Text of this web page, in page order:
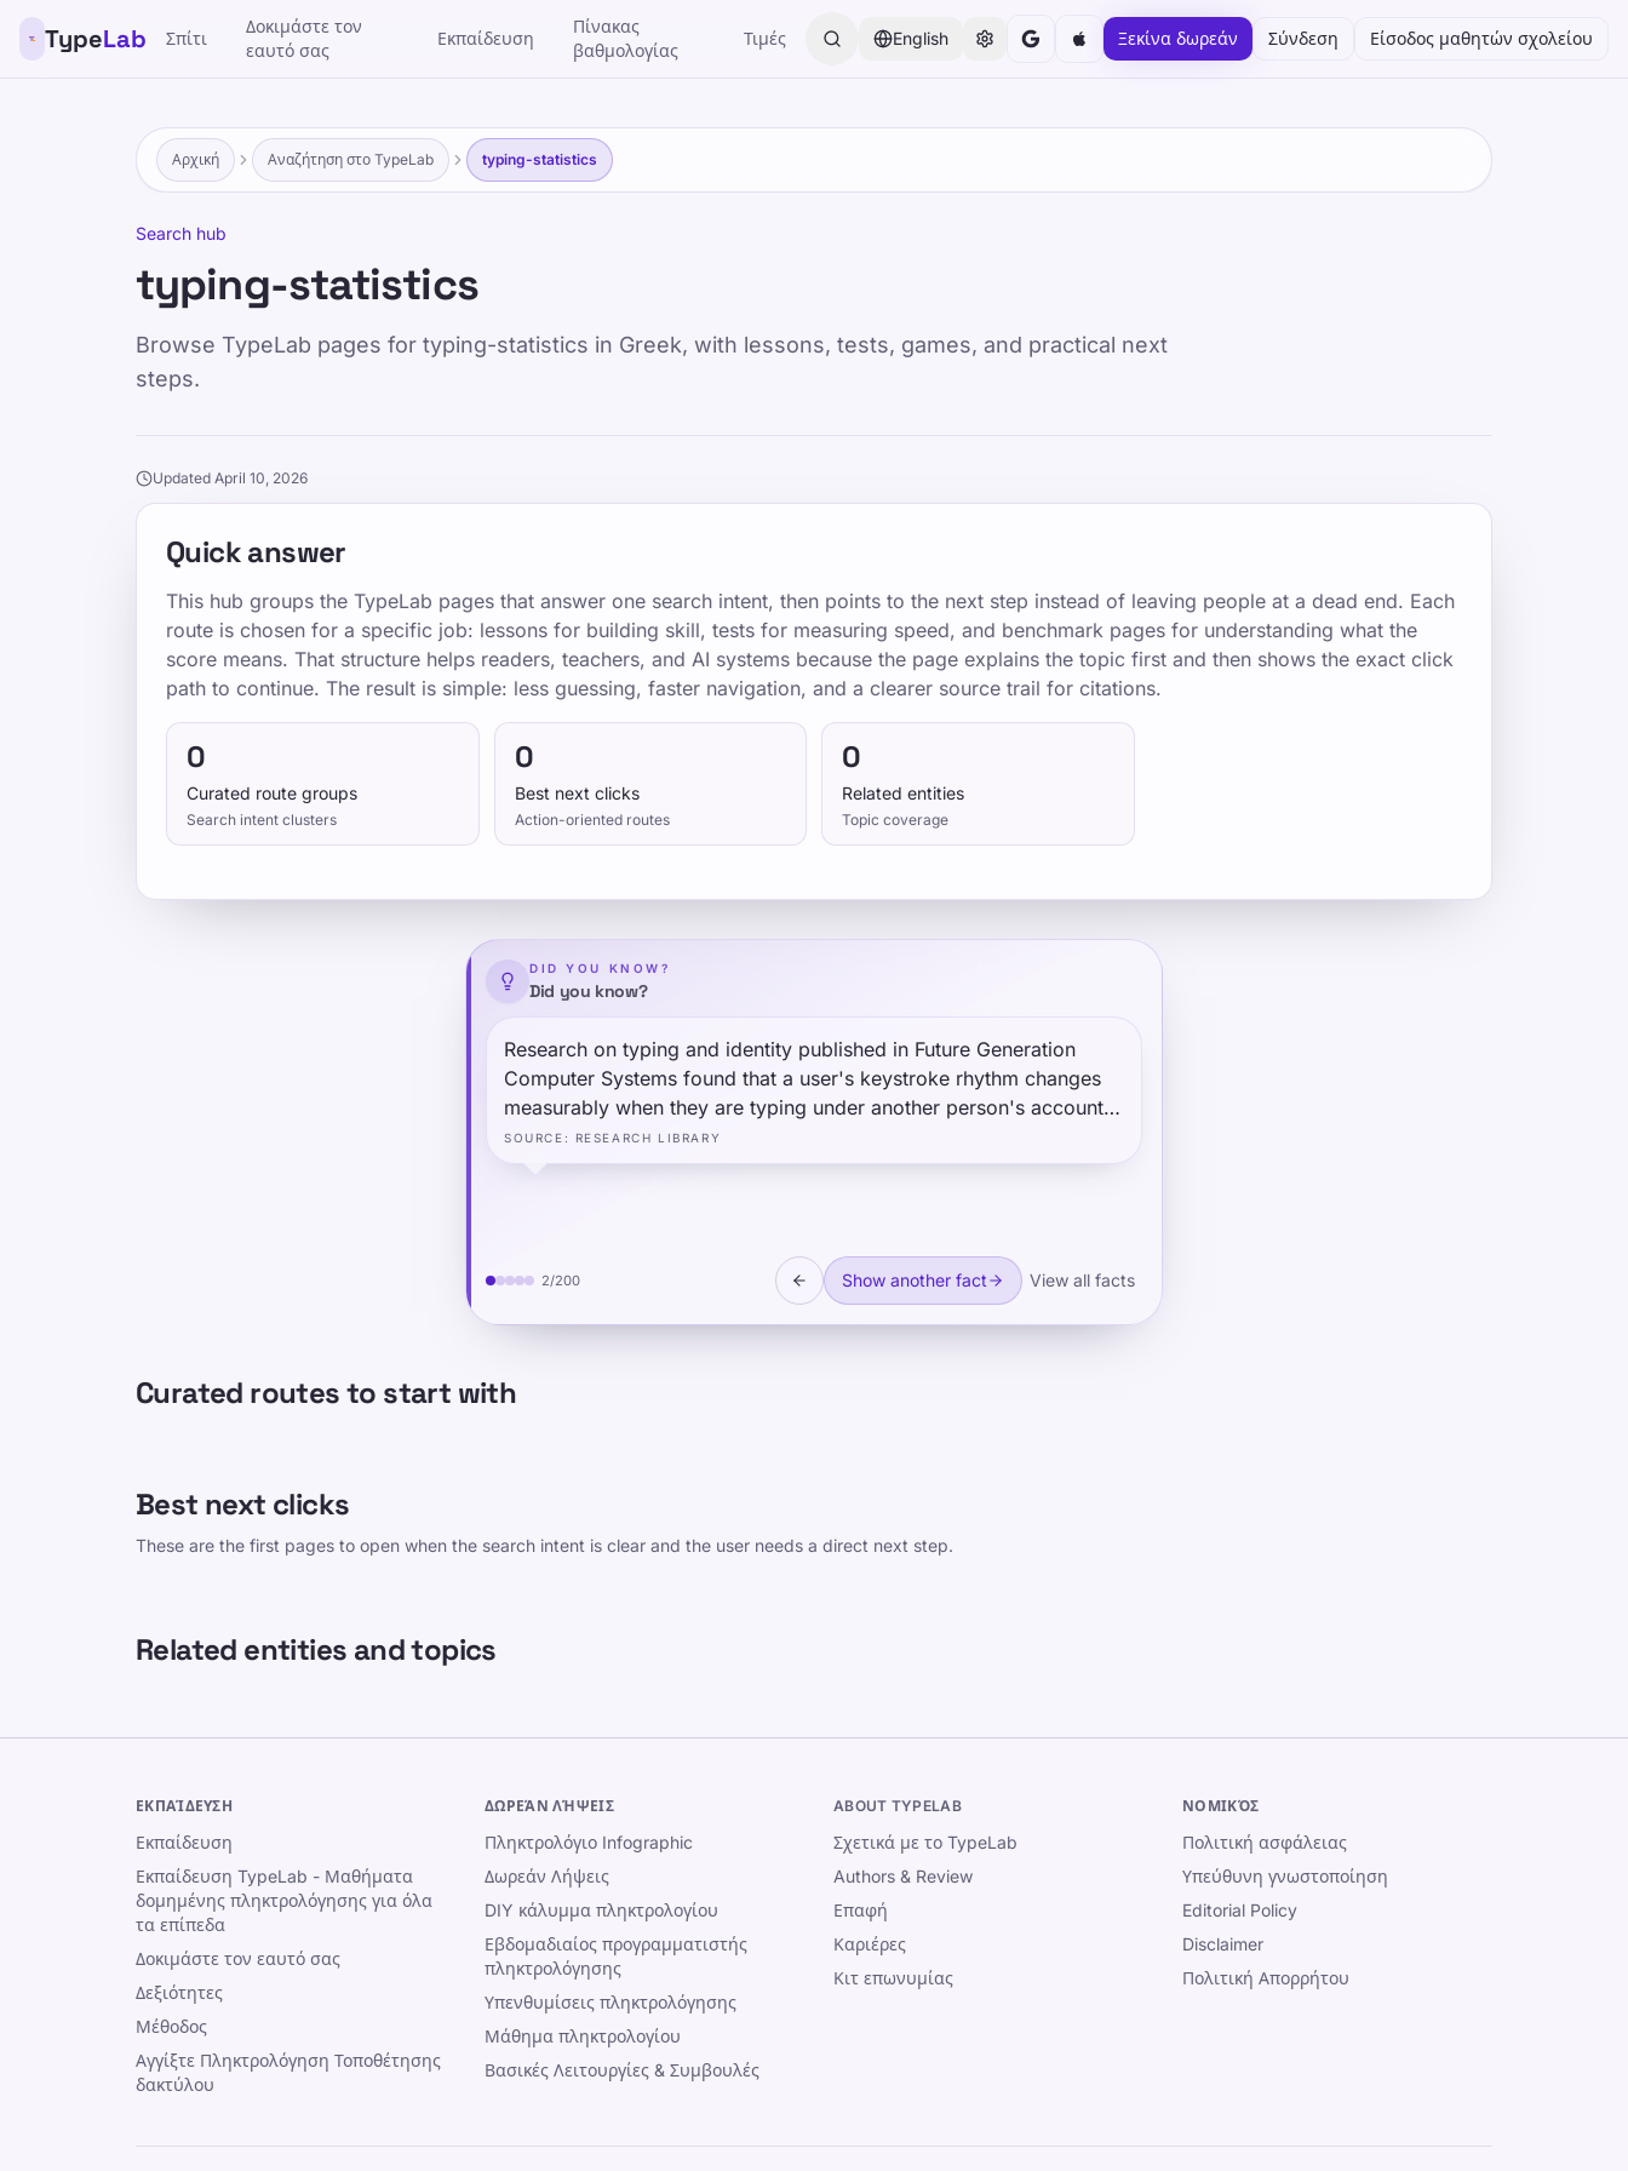
TypeLab Σπίτι
Δοκιμάστε τον
εαυτό σας
Εκπαίδευση
Πίνακας
βαθμολογίας
Τιμές English Ξεκίνα δωρεάν Σύνδεση Είσοδος μαθητών σχολείου
Αρχική Αναζήτηση στο TypeLab typing-statistics
Search hub
typing-statistics
Browse TypeLab pages for typing-statistics in Greek, with lessons, tests, games, and practical next
steps.
Updated April 10, 2026
Quick answer
This hub groups the TypeLab pages that answer one search intent, then points to the next step instead of leaving people at a dead end. Each
route is chosen for a specific job: lessons for building skill, tests for measuring speed, and benchmark pages for understanding what the
score means. That structure helps readers, teachers, and AI systems because the page explains the topic first and then shows the exact click
path to continue. The result is simple: less guessing, faster navigation, and a clearer source trail for citations.
0
Curated route groups
Search intent clusters
0
Best next clicks
Action-oriented routes
0
Related entities
Topic coverage
DID YOU KNOW?
Did you know?
Research on typing and identity published in Future Generation
Computer Systems found that a user's keystroke rhythm changes
measurably when they are typing under another person's account
or role — even when typing identical text. The social-cognitive
context of "performing" a different identity subtly alters fine motor
SOURCE : RESEARCH LIBRARY
2/200 Show another fact View all facts
Curated routes to start with
Best next clicks
These are the first pages to open when the search intent is clear and the user needs a direct next step.
Related entities and topics
ΕΚΠΑΊΔΕΥΣΗ
Εκπαίδευση
Εκπαίδευση TypeLab - Μαθήματα
δομημένης πληκτρολόγησης για όλα
τα επίπεδα
Δοκιμάστε τον εαυτό σας
Δεξιότητες
Μέθοδος
Αγγίξτε Πληκτρολόγηση Τοποθέτησης
δακτύλου
ΔΩΡΕΆΝ ΛΉΨΕΙΣ
Πληκτρολόγιο Infographic
Δωρεάν Λήψεις
DIY κάλυμμα πληκτρολογίου
Εβδομαδιαίος προγραμματιστής
πληκτρολόγησης
Υπενθυμίσεις πληκτρολόγησης
Μάθημα πληκτρολογίου
Βασικές Λειτουργίες & Συμβουλές
ABOUT TYPELAB
Σχετικά με το TypeLab
Authors & Review
Επαφή
Καριέρες
Κιτ επωνυμίας
ΝΟΜΙΚΌΣ
Πολιτική ασφάλειας
Υπεύθυνη γνωστοποίηση
Editorial Policy
Disclaimer
Πολιτική Απορρήτου